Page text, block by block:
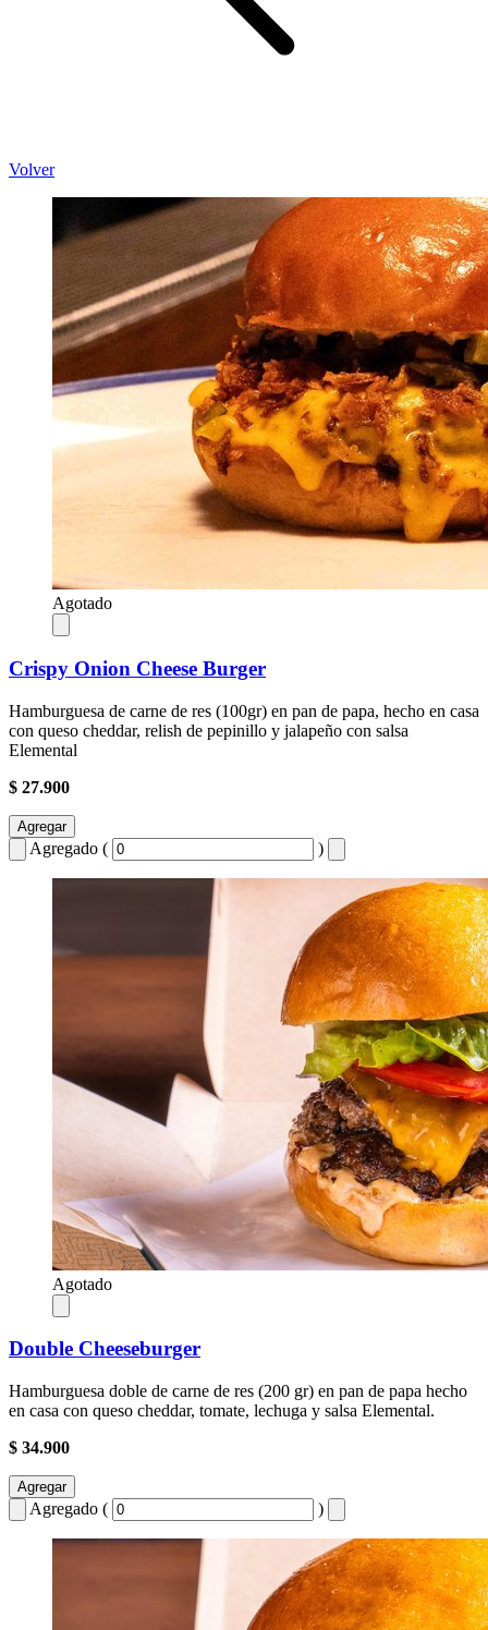
Volver
Agotado
Crispy Onion Cheese Burger
Hamburguesa de carne de res (100gr) en pan de papa, hecho en casa
con queso cheddar, relish de pepinillo y jalapeño con salsa
Elemental
$ 27.900
Agregar
Agregado ( )
Agotado
Double Cheeseburger
Hamburguesa doble de carne de res (200 gr) en pan de papa hecho
en casa con queso cheddar, tomate, lechuga y salsa Elemental.
$ 34.900
Agregar
Agregado ( )